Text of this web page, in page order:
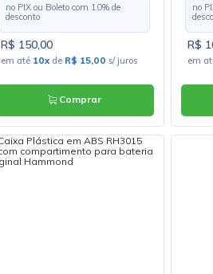
no PIX ou Boleto com 10% de
desconto
R$ 150,00
em até 10x de R$ 15,00 s/ juros
Comprar
no
R$
em